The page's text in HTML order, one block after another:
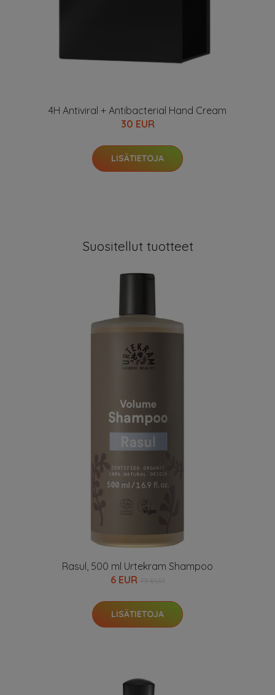
4H Antiviral + Antibacterial Hand Cream
30 EUR
LISÄTIETOJA
Suositellut tuotteet
Rasul, 500 ml Urtekram Shampoo
6 EUR
LISÄTIETOJA